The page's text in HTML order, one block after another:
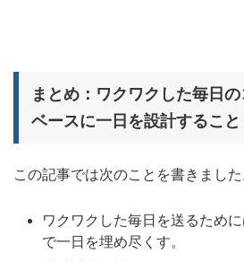
まとめ：ワクワクした毎日
ベースに一日を設計すること
この記事では次のことを書きました
ワクワクした毎日を送るため
で一日を埋め尽くす。